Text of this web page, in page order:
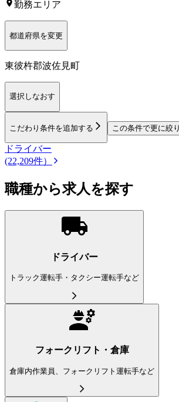
勤務エリア
都道府県を変更
東彼杵郡波佐見町
選択しなおす
こだわり条件を追加する この条件で更に絞
ドライバー
(22,209件）
職種から求人を探す
ドライバー
トラック運転手・タクシー運転手など
フォークリフト・倉庫
倉庫内作業員、フォークリフト運転手など